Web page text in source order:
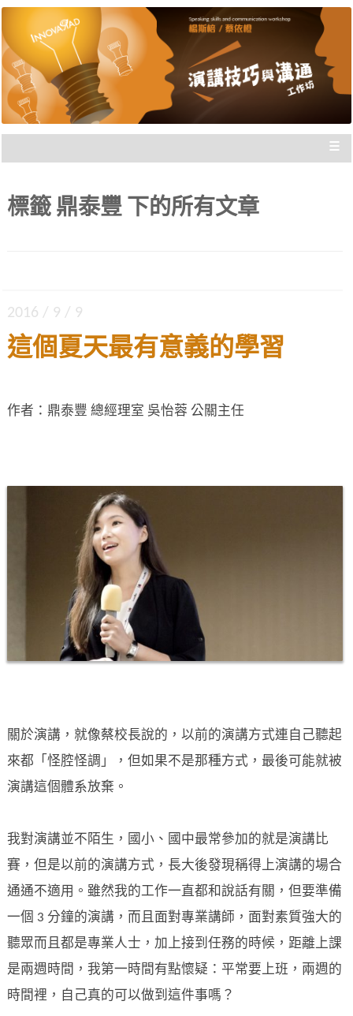
演講技巧與溝通工作坊 |
新思惟國際
楊斯棓與蔡依橙親自講授，理念型
與專業型演講的規劃重點，並有實
際上台互動機會，讓你在與群眾互
≡
標籤 鼎泰豐 下的所有文章
2016 / 9 / 9
這個夏天最有意義的學習
作者：鼎泰豐 總經理室 吳怡蓉 公關主任
關於演講，就像蔡校長說的，以前的演講方式連自己聽起
來都「怪腔怪調」，但如果不是那種方式，最後可能就被
演講這個體系放棄。
我對演講並不陌生，國小、國中最常參加的就是演講比
賽，但是以前的演講方式，長大後發現稱得上演講的場合
通通不適用。雖然我的工作一直都和說話有關，但要準備
一個 3 分鐘的演講，而且面對專業講師，面對素質強大的
聽眾而且都是專業人士，加上接到任務的時候，距離上課
是兩週時間，我第一時間有點懷疑：平常要上班，兩週的
時間裡，自己真的可以做到這件事嗎？